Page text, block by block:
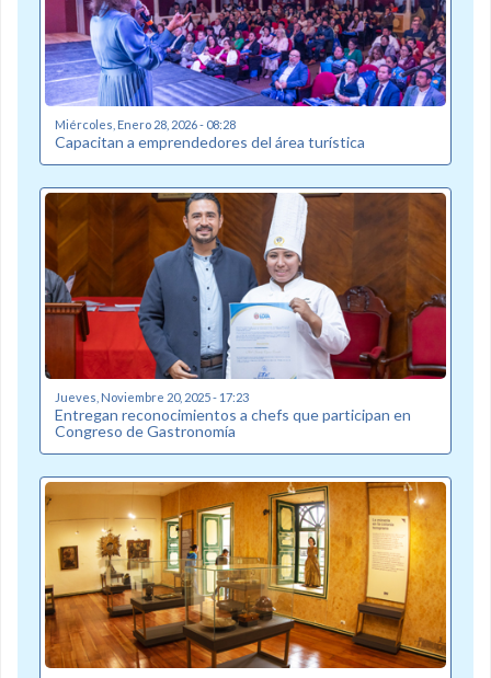
Miércoles, Enero 28, 2026 - 08:28
Capacitan a emprendedores del área turística
Jueves, Noviembre 20, 2025 - 17:23
Entregan reconocimientos a chefs que participan en
Congreso de Gastronomía